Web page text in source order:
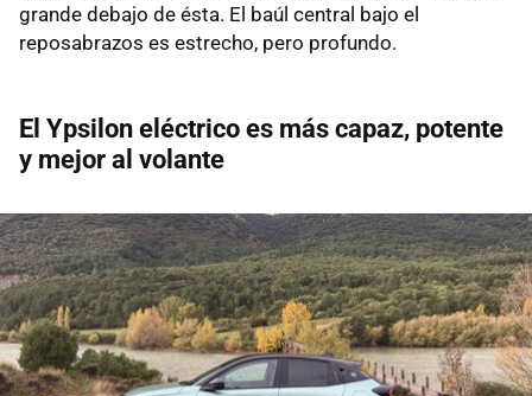
grande debajo de ésta. El baúl central bajo el
reposabrazos es estrecho, pero profundo.
El Ypsilon eléctrico es más capaz, potente
y mejor al volante